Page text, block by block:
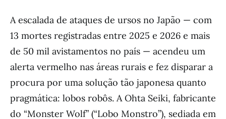
A escalada de ataques de ursos no Japão — com
13 mortes registradas entre 2025 e 2026 e mais
de 50 mil avistamentos no país — acendeu um
alerta vermelho nas áreas rurais e fez disparar a
procura por uma solução tão japonesa quanto
pragmática: lobos robôs. A Ohta Seiki, fabricante
do “Monster Wolf” (“Lobo Monstro”), sediada em